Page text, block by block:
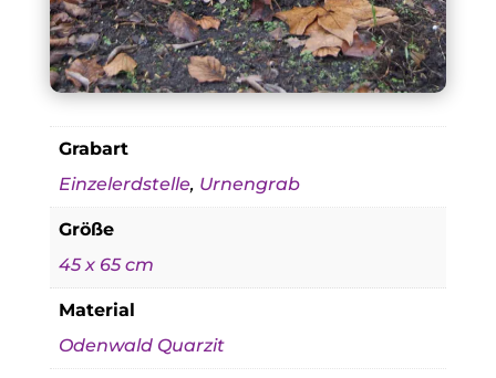
Grabart
Einzelerdstelle, Urnengrab
Größe
45 x 65 cm
Material
Odenwald Quarzit